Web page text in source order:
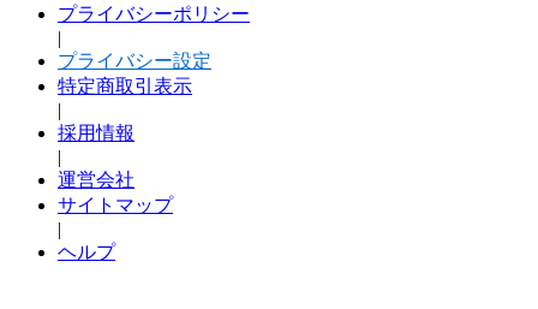
プライバシーポリシー
|
プライバシー設定
特定商取引表示
|
採用情報
|
運営会社
サイトマップ
|
ヘルプ